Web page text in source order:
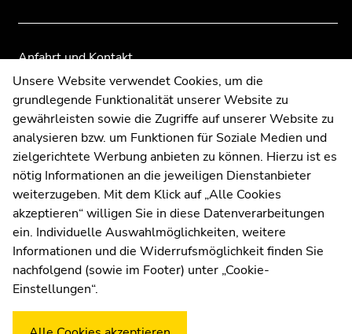
Anfahrt und Kontakt
Kommunikation und Öffentlichkeitsarbeit
Moodle
UNIGRAZonline
Impressum
Datenschutzerklärung
Cookie-Einstellungen
Barrierefreiheitserklärung
WetterstationUni Graz
Unsere Website verwendet Cookies, um die
grundlegende Funktionalität unserer Website zu
gewährleisten sowie die Zugriffe auf unserer Website zu
analysieren bzw. um Funktionen für Soziale Medien und
zielgerichtete Werbung anbieten zu können. Hierzu ist es
nötig Informationen an die jeweiligen Dienstanbieter
weiterzugeben. Mit dem Klick auf „Alle Cookies
akzeptieren“ willigen Sie in diese Datenverarbeitungen
ein. Individuelle Auswahlmöglichkeiten, weitere
Informationen und die Widerrufsmöglichkeit finden Sie
nachfolgend (sowie im Footer) unter „Cookie-
Einstellungen“.